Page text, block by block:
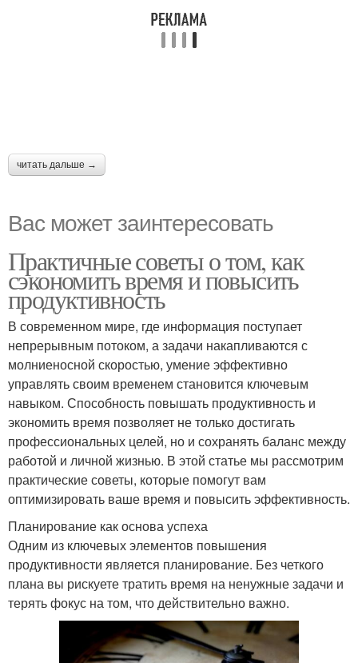
читать дальше →
Вас может заинтересовать
Практичные советы о том, как
сэкономить время и повысить
продуктивность
В современном мире, где информация поступает
непрерывным потоком, а задачи накапливаются с
молниеносной скоростью, умение эффективно
управлять своим временем становится ключевым
навыком. Способность повышать продуктивность и
экономить время позволяет не только достигать
профессиональных целей, но и сохранять баланс между
работой и личной жизнью. В этой статье мы рассмотрим
практические советы, которые помогут вам
оптимизировать ваше время и повысить эффективность.
Планирование как основа успеха
Одним из ключевых элементов повышения
продуктивности является планирование. Без четкого
плана вы рискуете тратить время на ненужные задачи и
терять фокус на том, что действительно важно.